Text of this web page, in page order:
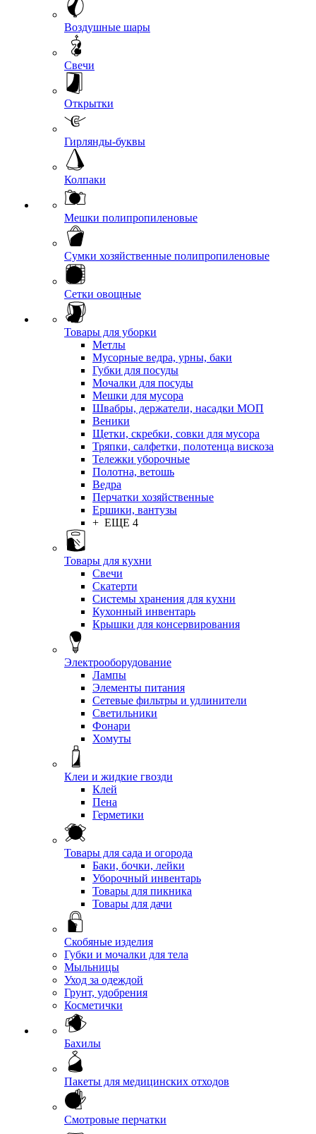
Воздушные шары
Свечи
Открытки
Гирлянды-буквы
Колпаки
Мешки полипропиленовые
Сумки хозяйственные полипропиленовые
Сетки овощные
Товары для уборки
Метлы
Мусорные ведра, урны, баки
Губки для посуды
Мочалки для посуды
Мешки для мусора
Швабры, держатели, насадки МОП
Веники
Щетки, скребки, совки для мусора
Тряпки, салфетки, полотенца вискоза
Тележки уборочные
Полотна, ветошь
Ведра
Перчатки хозяйственные
Ершики, вантузы
+ ЕЩЕ 4
Товары для кухни
Свечи
Скатерти
Системы хранения для кухни
Кухонный инвентарь
Крышки для консервирования
Электрооборудование
Лампы
Элементы питания
Сетевые фильтры и удлинители
Светильники
Фонари
Хомуты
Клеи и жидкие гвозди
Клей
Пена
Герметики
Товары для сада и огорода
Баки, бочки, лейки
Уборочный инвентарь
Товары для пикника
Товары для дачи
Скобяные изделия
Губки и мочалки для тела
Мыльницы
Уход за одеждой
Грунт, удобрения
Косметички
Бахилы
Пакеты для медицинских отходов
Смотровые перчатки